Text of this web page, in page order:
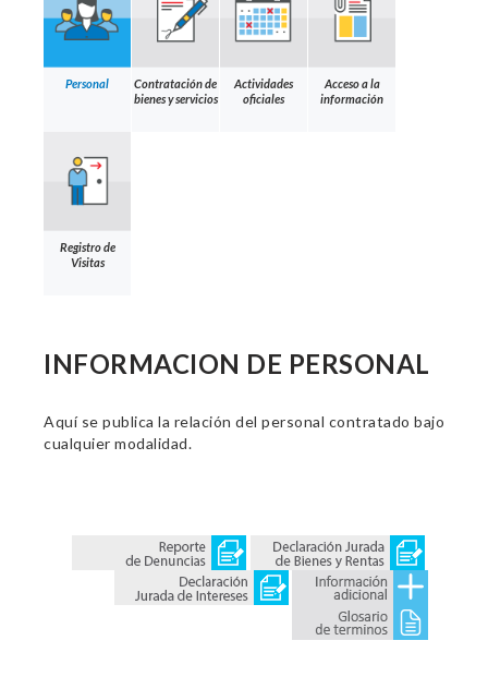
Personal
Contratación de
bienes y servicios
Actividades
oficiales
Acceso a la
información
Registro de
Visitas
INFORMACION DE PERSONAL
Aquí se publica la relación del personal contratado bajo
cualquier modalidad.